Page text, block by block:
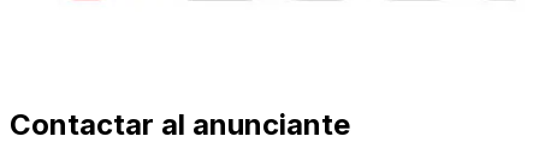
Contactar al anunciante